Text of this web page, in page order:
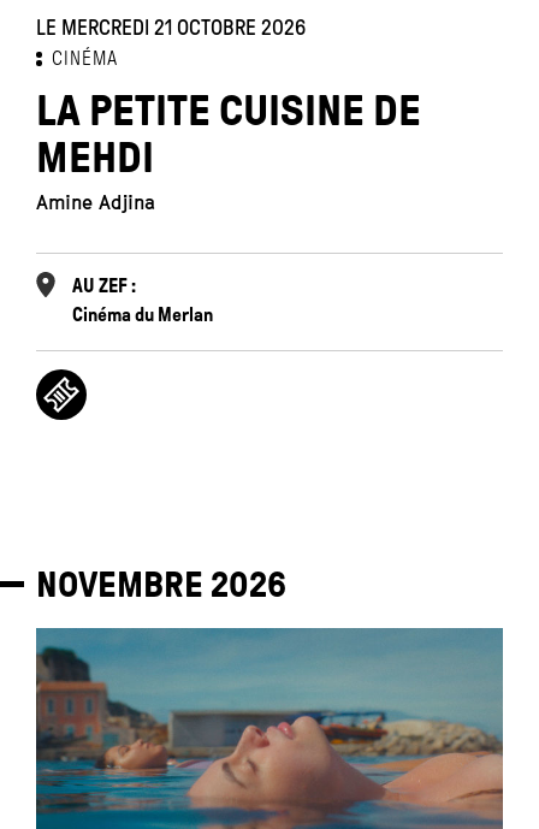
LE MERCREDI 21 OCTOBRE 2026
CINÉMA
LA PETITE CUISINE DE
MEHDI
Amine Adjina
AU ZEF :
Cinéma du Merlan
NOVEMBRE 2026